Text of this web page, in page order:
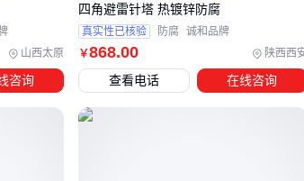
条件选择适合的避雷塔类型
配不同结构的避雷装置：
钢结构避雷塔
山西太原
咨询
￥868.00 陕西西
四角避雷针塔 热镀锌防腐
真实性已核验 防腐 诚和品牌
查看电话 在线咨询